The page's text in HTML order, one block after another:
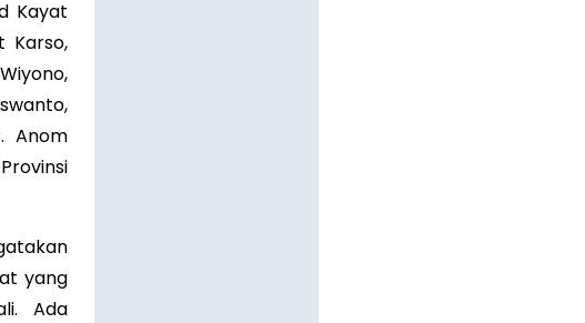
Kayat
Karso,
Anom
yang
Ada